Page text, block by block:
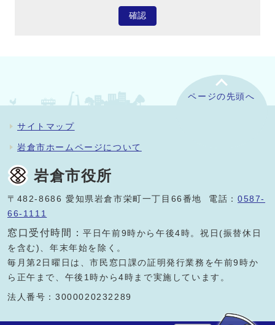
確認
ページの先頭へ
サイトマップ
岩倉市ホームページについて
岩倉市役所
〒482-8686 愛知県岩倉市栄町一丁目66番地 電話：0587-
66-1111
窓口受付時間：平日午前9時から午後4時。祝日(振替休日
を含む)、年末年始を除く。
毎月第2日曜日は、市民窓口課の証明発行業務を午前9時か
ら正午まで、午後1時から4時まで実施しています。
法人番号：3000020232289